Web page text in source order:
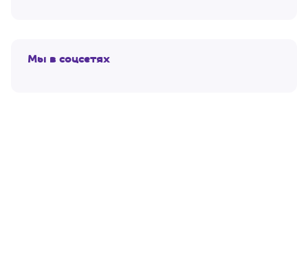
Мы в соцсетях